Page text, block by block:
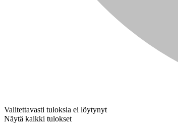
Valitettavasti tuloksia ei löytynyt
Näytä kaikki tulokset